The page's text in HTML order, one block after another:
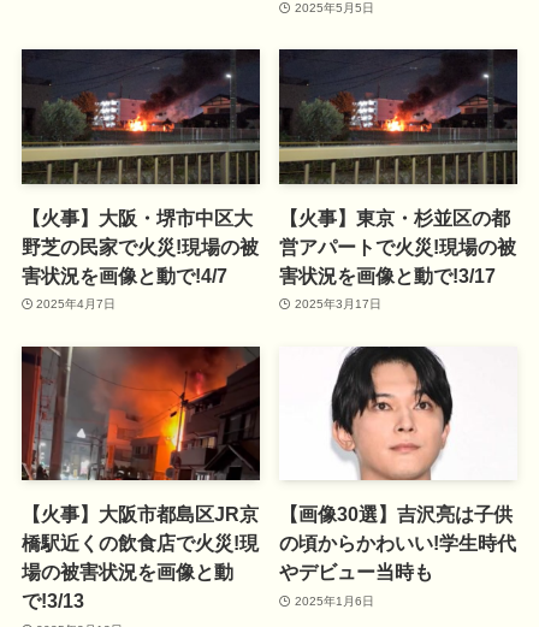
2025年5月5日
【火事】大阪・堺市中区大
野芝の民家で火災!現場の被
害状況を画像と動で!4/7
2025年4月7日
【火事】東京・杉並区の都
営アパートで火災!現場の被
害状況を画像と動で!3/17
2025年3月17日
【火事】大阪市都島区JR京
橋駅近くの飲食店で火災!現
場の被害状況を画像と動
で!3/13
【画像30選】吉沢亮は子供
の頃からかわいい!学生時代
やデビュー当時も
2025年1月6日